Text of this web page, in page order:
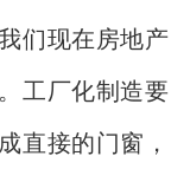
们现在房地产
工厂化制造要
直接的门窗，